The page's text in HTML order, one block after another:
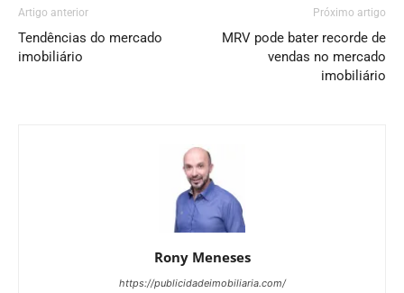
Artigo anterior
Tendências do mercado
imobiliário
Próximo artigo
MRV pode bater recorde de
vendas no mercado
imobiliário
Rony Meneses
https://publicidadeimobiliaria.com/